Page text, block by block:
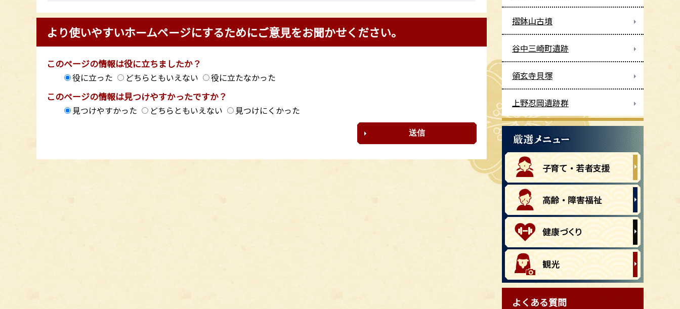
より使いやすいホームページにするためにご意見をお聞かせください。
このページの情報は役に立ちましたか？
役に立った どちらともいえない 役に立たなかった
このページの情報は見つけやすかったですか？
見つけやすかった どちらともいえない 見つけにくかった
摺鉢山古墳
谷中三崎町遺跡
領玄寺貝塚
上野忍岡遺跡群
よくある質問